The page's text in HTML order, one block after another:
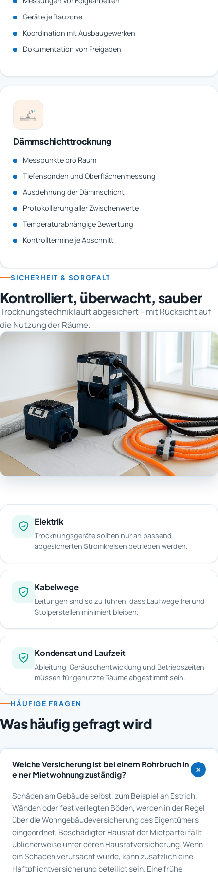
Geräte je Bauzone
Koordination mit Ausbaugewerken
Dokumentation von Freigaben
Dämmschichttrocknung
Messpunkte pro Raum
Tiefensonden und Oberflächenmessung
Ausdehnung der Dämmschicht
Protokollierung aller Zwischenwerte
Temperaturabhängige Bewertung
Kontrolltermine je Abschnitt
SICHERHEIT & SORGFALT
Kontrolliert, überwacht, sauber
Trocknungstechnik läuft abgesichert – mit Rücksicht auf
die Nutzung der Räume.
Elektrik
Trocknungsgeräte sollten nur an passend
abgesicherten Stromkreisen betrieben werden.
Kabelwege
Leitungen sind so zu führen, dass Laufwege frei und
Stolperstellen minimiert bleiben.
Kondensat und Laufzeit
Ableitung, Geräuschentwicklung und Betriebszeiten
müssen für genutzte Räume abgestimmt sein.
HÄUFIGE FRAGEN
Was häufig gefragt wird
Welche Versicherung ist bei einem Rohrbruch in
einer Mietwohnung zuständig?
Schäden am Gebäude selbst, zum Beispiel an Estrich,
Wänden oder fest verlegten Böden, werden in der Regel
über die Wohngebäudeversicherung des Eigentümers
eingeordnet. Beschädigter Hausrat der Mietpartei fällt
üblicherweise unter deren Hausratversicherung. Wenn
ein Schaden verursacht wurde, kann zusätzlich eine
Haftpflichtversicherung beteiligt sein. Eine frühe